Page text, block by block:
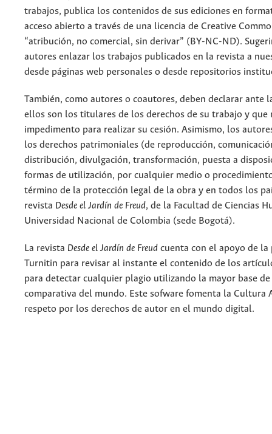
trabajos, publica los contenidos de sus ediciones en
acceso abierto a través de una licencia de Creative
“atribución, no comercial, sin derivar” (BY-NC-ND).
autores enlazar los trabajos publicados en la revista a
desde páginas web personales o desde repositorios
También, como autores o coautores, deben declarar ante
ellos son los titulares de los derechos de su trabajo y que
impedimento para realizar su cesión. Asimismo, los
los derechos patrimoniales (de reproducción,
distribución, divulgación, transformación, puesta a
formas de utilización, por cualquier medio o
término de la protección legal de la obra y en todos los
revista Desde el Jardín de Freud, de la Facultad de Ciencias
Universidad Nacional de Colombia (sede Bogotá).
La revista Desde el Jardín de Freud cuenta con el apoyo de
Turnitin para revisar al instante el contenido de los
para detectar cualquier plagio utilizando la mayor base
comparativa del mundo. Este sofware fomenta la Cultura
respeto por los derechos de autor en el mundo digital.